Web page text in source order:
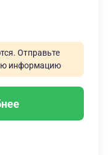
Отправьте
информацию